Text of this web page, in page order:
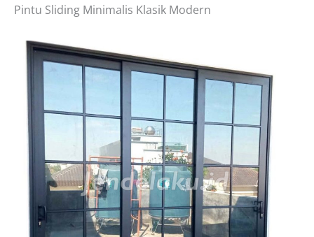
Pintu Sliding Minimalis Klasik Modern